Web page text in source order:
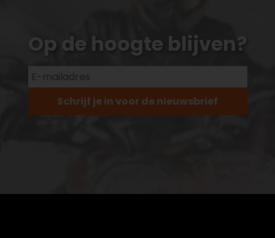
Op de hoogte blijven?
Schrijf je in voor de nieuwsbrief